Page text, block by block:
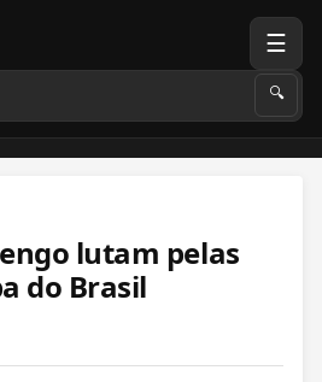
🔍
☰
lutam pelas
do Brasil